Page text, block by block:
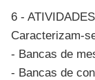
6 -
Caracterizam-
- Bancas de
- Bancas de